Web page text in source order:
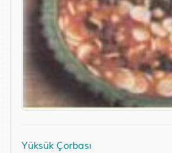
Yüksük Çorbası